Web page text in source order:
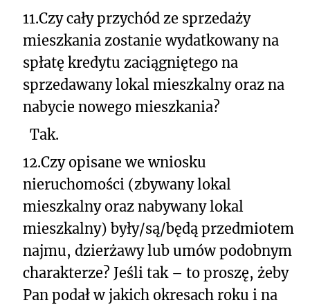
11.Czy cały przychód ze sprzedaży
mieszkania zostanie wydatkowany na
spłatę kredytu zaciągniętego na
sprzedawany lokal mieszkalny oraz na
nabycie nowego mieszkania?
Tak.
12.Czy opisane we wniosku
nieruchomości (zbywany lokal
mieszkalny oraz nabywany lokal
mieszkalny) były/są/będą przedmiotem
najmu, dzierżawy lub umów podobnym
charakterze? Jeśli tak – to proszę, żeby
Pan podał w jakich okresach roku i na